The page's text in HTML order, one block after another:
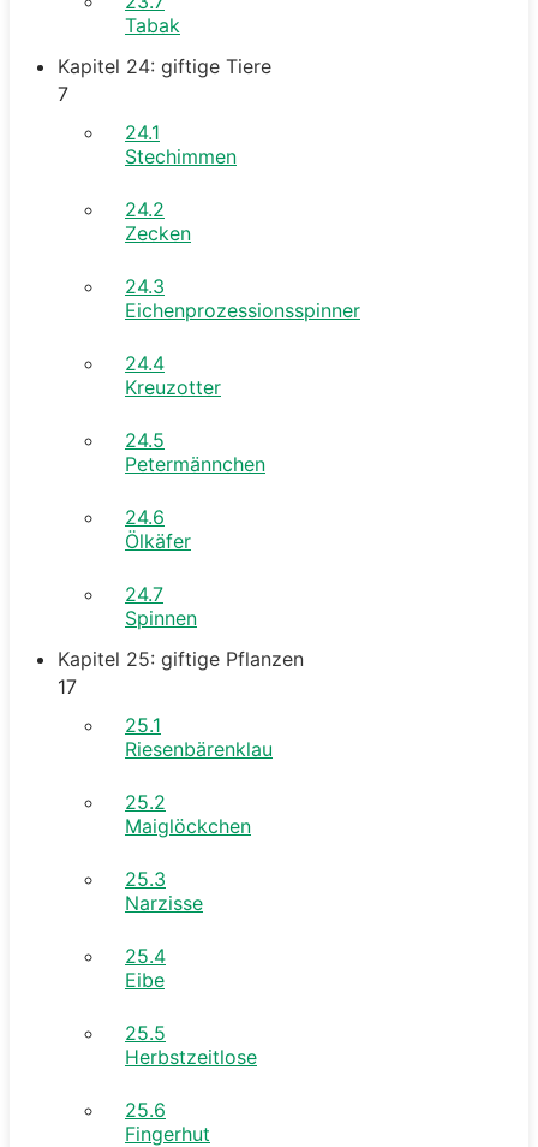
Tabak
Kapitel 24: giftige Tiere
7
24.1
Stechimmen
24.2
Zecken
24.3
Eichenprozessionsspinner
24.4
Kreuzotter
24.5
Petermännchen
24.6
Ölkäfer
24.7
Spinnen
Kapitel 25: giftige Pflanzen
17
25.1
Riesenbärenklau
25.2
Maiglöckchen
25.3
Narzisse
25.4
Eibe
25.5
Herbstzeitlose
25.6
Fingerhut